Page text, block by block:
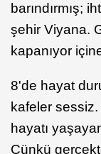
barındırmış;
şehir Viyana.
kapanıyor
8'de hayat
kafeler
hayatı
Çünkü